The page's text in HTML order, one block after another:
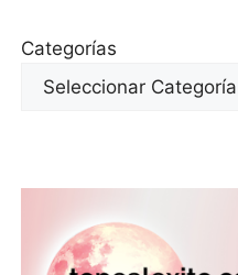
Categorías